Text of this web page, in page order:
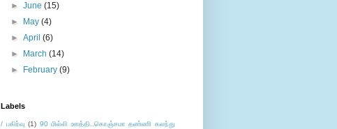
►June(15)
►
May(4)
►April(6)
►
March(14)
►
February(9)
Labels
/ பகிர்வு (1) 90 மில்லி ஊத்தி..கொஞ்சமா தண்ணி கலந்து